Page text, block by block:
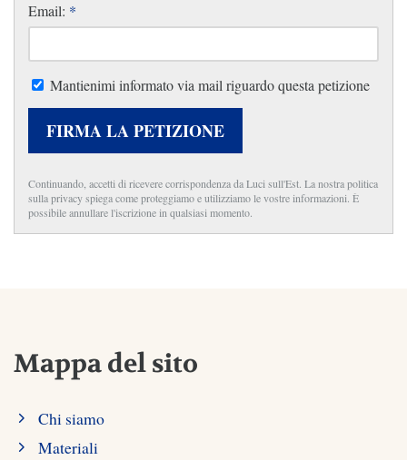
Email: *
Mantienimi informato via mail riguardo questa petizione
FIRMA LA PETIZIONE
Continuando, accetti di ricevere corrispondenza da Luci sull'Est. La nostra politica
sulla privacy spiega come proteggiamo e utilizziamo le vostre informazioni. È
possibile annullare l'iscrizione in qualsiasi momento.
Mappa del sito
Chi siamo
Materiali